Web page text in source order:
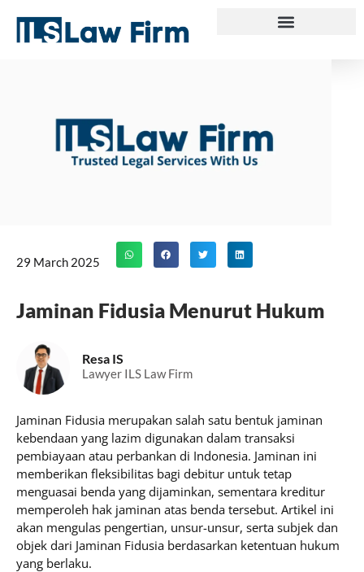
content
29 March 2025
Jaminan Fidusia Menurut Hukum
Resa IS
Lawyer ILS Law Firm
Jaminan Fidusia merupakan salah satu bentuk jaminan
kebendaan yang lazim digunakan dalam transaksi
pembiayaan atau perbankan di Indonesia. Jaminan ini
memberikan fleksibilitas bagi debitur untuk tetap
menguasai benda yang dijaminkan, sementara kreditur
memperoleh hak jaminan atas benda tersebut. Artikel ini
akan mengulas pengertian, unsur-unsur, serta subjek dan
objek dari Jaminan Fidusia berdasarkan ketentuan hukum
yang berlaku.